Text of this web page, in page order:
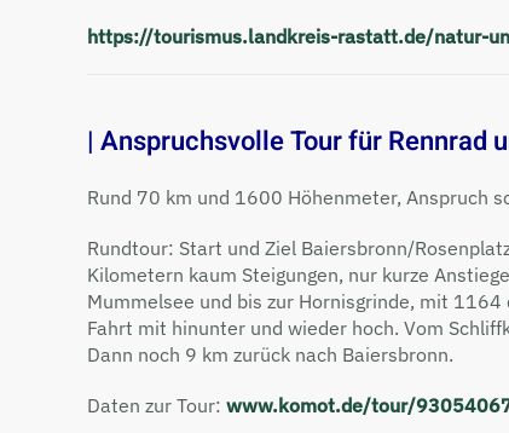
https://tourismus.landkreis-rastatt.de/natur-
| Anspruchsvolle Tour für Rennrad
Rund 70 km und 1600 Höhenmeter, Anspruch
Rundtour: Start und Ziel Baiersbronn/
Kilometern kaum Steigungen, nur kurze
Mummelsee und bis zur Hornisgrinde, mit
Fahrt mit hinunter und wieder hoch. Vom
Dann noch 9 km zurück nach Baiersbronn.
Daten zur Tour: www.komot.de/tour/